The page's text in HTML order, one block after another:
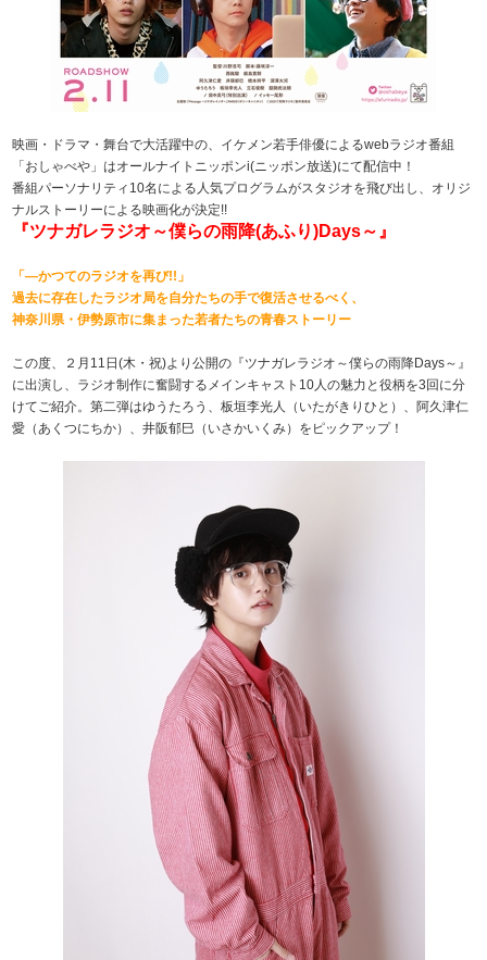
映画・ドラマ・舞台で大活躍中の、イケメン若手俳優によるwebラジオ番組
「おしゃべや」はオールナイトニッポンi(ニッポン放送)にて配信中！
番組パーソナリティ10名による人気プログラムがスタジオを飛び出し、オリジ
ナルストーリーによる映画化が決定!!
『ツナガレラジオ～僕らの雨降(あふり)Days～』
「―かつてのラジオを再び!!」
過去に存在したラジオ局を自分たちの手で復活させるべく、
神奈川県・伊勢原市に集まった若者たちの青春ストーリー
この度、２月11日(木・祝)より公開の『ツナガレラジオ～僕らの雨降Days～』
に出演し、ラジオ制作に奮闘するメインキャスト10人の魅力と役柄を3回に分
けてご紹介。第二弾はゆうたろう、板垣李光人（いたがきりひと）、阿久津仁
愛（あくつにちか）、井阪郁巳（いさかいくみ）をピックアップ！